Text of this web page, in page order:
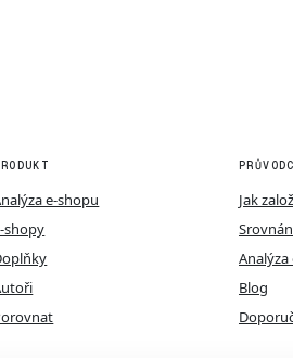
e-shopu
shopy
Jak
Blog